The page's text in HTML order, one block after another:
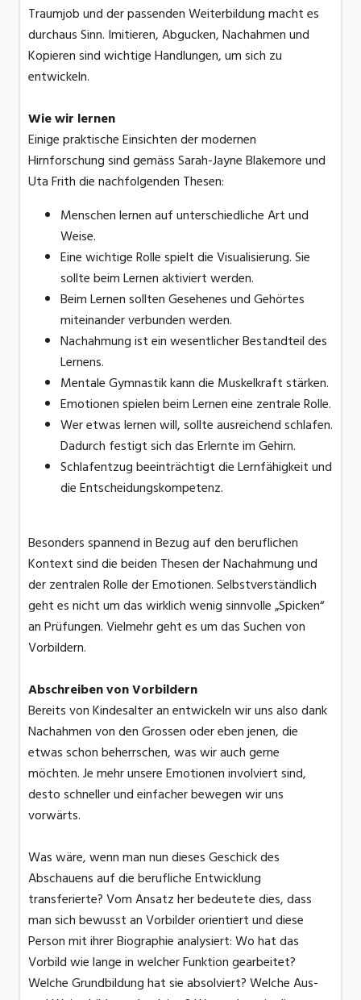
Traumjob und der passenden Weiterbildung macht es
durchaus Sinn. Imitieren, Abgucken, Nachahmen und
Kopieren sind wichtige Handlungen, um sich zu
entwickeln.
Wie wir lernen
Einige praktische Einsichten der modernen
Hirnforschung sind gemäss Sarah-Jayne Blakemore und
Uta Frith die nachfolgenden Thesen:
Menschen lernen auf unterschiedliche Art und
Weise.
Eine wichtige Rolle spielt die Visualisierung. Sie
sollte beim Lernen aktiviert werden.
Beim Lernen sollten Gesehenes und Gehörtes
miteinander verbunden werden.
Nachahmung ist ein wesentlicher Bestandteil des
Lernens.
Mentale Gymnastik kann die Muskelkraft stärken.
Emotionen spielen beim Lernen eine zentrale Rolle.
Wer etwas lernen will, sollte ausreichend schlafen.
Dadurch festigt sich das Erlernte im Gehirn.
Schlafentzug beeinträchtigt die Lernfähigkeit und
die Entscheidungskompetenz.
Besonders spannend in Bezug auf den beruflichen
Kontext sind die beiden Thesen der Nachahmung und
der zentralen Rolle der Emotionen. Selbstverständlich
geht es nicht um das wirklich wenig sinnvolle „Spicken“
an Prüfungen. Vielmehr geht es um das Suchen von
Vorbildern.
Abschreiben von Vorbildern
Bereits von Kindesalter an entwickeln wir uns also dank
Nachahmen von den Grossen oder eben jenen, die
etwas schon beherrschen, was wir auch gerne
möchten. Je mehr unsere Emotionen involviert sind,
desto schneller und einfacher bewegen wir uns
vorwärts.
Was wäre, wenn man nun dieses Geschick des
Abschauens auf die berufliche Entwicklung
transferierte? Vom Ansatz her bedeutete dies, dass
man sich bewusst an Vorbilder orientiert und diese
Person mit ihrer Biographie analysiert: Wo hat das
Vorbild wie lange in welcher Funktion gearbeitet?
Welche Grundbildung hat sie absolviert? Welche Aus-